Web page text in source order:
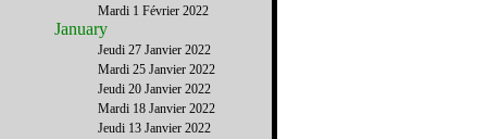
Mardi 1 Février 2022
January
Jeudi 27 Janvier 2022
Mardi 25 Janvier 2022
Jeudi 20 Janvier 2022
Mardi 18 Janvier 2022
Jeudi 13 Janvier 2022